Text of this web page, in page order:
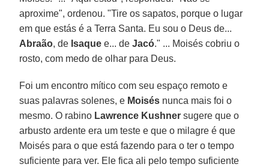
aproxime", ordenou. "Tire os sapatos, porque o lugar
em que estás é a Terra Santa. Eu sou o Deus de...
Abraão, de Isaquee... deJacó." ... Moisés cobriu o
rosto, com medo de olhar para Deus.
Foi um encontro mítico com seu espaço remoto e
suas palavras solenes, e Moisés nunca mais foi o
mesmo. O rabino Lawrence Kushner sugere que o
arbusto ardente era um teste e que o milagre é que
Moisés para o que está fazendo para o ter o tempo
suficiente para ver. Ele fica ali pelo tempo suficiente